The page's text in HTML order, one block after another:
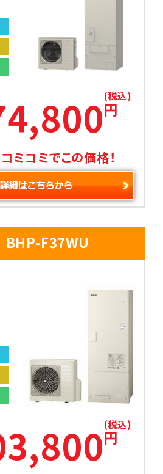
円
(税込)
ミコミでこの価格！
F37WU
円
(税込)